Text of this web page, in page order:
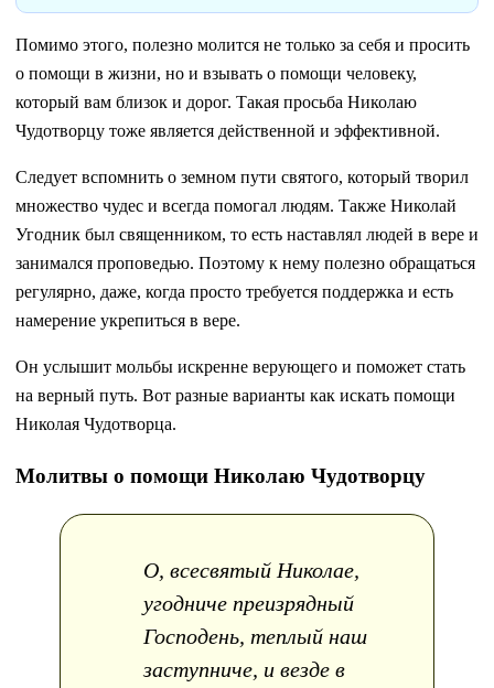
Помимо этого, полезно молится не только за себя и просить
о помощи в жизни, но и взывать о помощи человеку,
который вам близок и дорог. Такая просьба Николаю
Чудотворцу тоже является действенной и эффективной.
Следует вспомнить о земном пути святого, который творил
множество чудес и всегда помогал людям. Также Николай
Угодник был священником, то есть наставлял людей в вере и
занимался проповедью. Поэтому к нему полезно обращаться
регулярно, даже, когда просто требуется поддержка и есть
намерение укрепиться в вере.
Он услышит мольбы искренне верующего и поможет стать
на верный путь. Вот разные варианты как искать помощи
Николая Чудотворца.
Молитвы о помощи Николаю Чудотворцу
О, всесвятый Николае,
угодниче преизрядный
Господень, теплый наш
заступниче, и везде в